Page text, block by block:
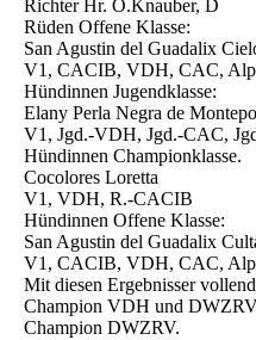
Richter Hr. O.Knauber, D
Rüden Offene Klasse:
San Agustin del Guadalix
V1, CACIB, VDH, CAC,
Hündinnen Jugendklasse:
Elany Perla Negra de
V1, Jgd.-VDH, Jgd.-CAC,
Hündinnen Championklasse.
Cocolores Loretta
V1, VDH, R.-CACIB
Hündinnen Offene Klasse:
San Agustin del Guadalix
V1, CACIB, VDH, CAC,
Mit diesen Ergebnisser
Champion VDH und
Champion DWZRV.